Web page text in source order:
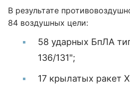
В результате
84 воздушных цели:
58 ударных БпЛА
136/131";
17 крылатых ракет